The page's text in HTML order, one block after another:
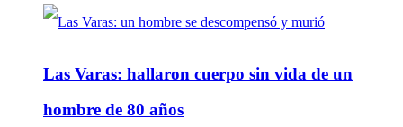
Las Varas: hallaron cuerpo sin vida de un
hombre de 80 años